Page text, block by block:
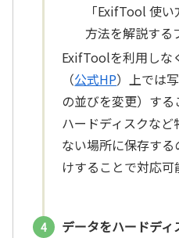
「ExifTool 使
方法を解説する
ExifToolを利用しな
（公式HP）上では
の並びを変更）する
ハードディスクな
ない場所に保存す
けすることで対応可
データをハードデ